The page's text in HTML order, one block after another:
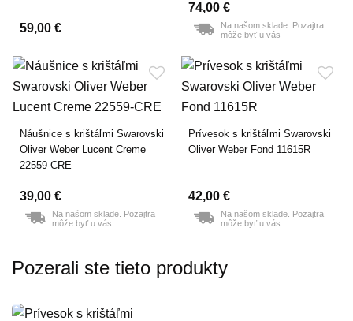
59,00 €
74,00 €
Na našom sklade. Pozajtra
môže byť u vás
Náušnice s krištáľmi Swarovski
Oliver Weber Lucent Creme
22559-CRE
39,00 €
Na našom sklade. Pozajtra
môže byť u vás
Prívesok s krištáľmi Swarovski
Oliver Weber Fond 11615R
42,00 €
Na našom sklade. Pozajtra
môže byť u vás
Pozerali ste tieto produkty